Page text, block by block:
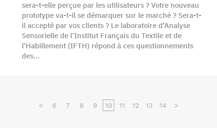
sera-t-elle perçue par les utilisateurs ? Votre nouveau
prototype va-t-il se démarquer sur le marché ? Sera-t-
il accepté par vos clients ? Le laboratoire d’Analyse
Sensorielle de l’Institut Français du Textile et de
l’Habillement (IFTH) répond à ces questionnements
des…
< 6 7 8 9 10 11 12 13 14 >